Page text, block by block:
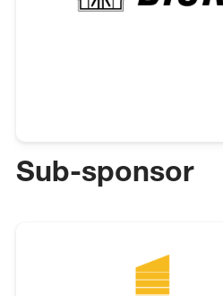
Sub-sponsor